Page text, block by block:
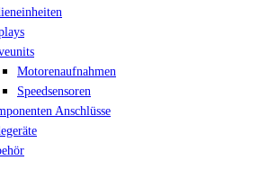
Motorenaufnahmen
Speedsensoren
Anschlüsse